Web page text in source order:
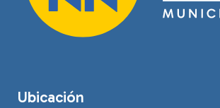
Ubicación